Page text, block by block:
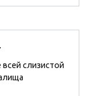
всей слизистой